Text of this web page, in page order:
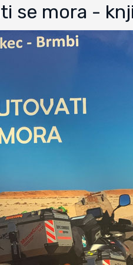
se mora -